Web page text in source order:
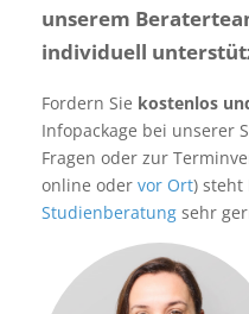
unserem
individuell
Fordern Sie kostenlos
Infopackage bei unserer
Fragen oder zur
online oder vor Ort) steht
Studienberatung sehr